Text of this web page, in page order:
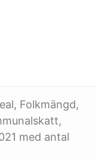
Folkmängd,
med antal